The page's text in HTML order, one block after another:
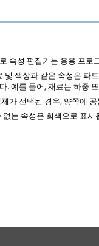
속성 편집기는 응용 프로
및 색상과 같은 속성은 파
. 예를 들어, 재료는 하중
가 선택된 경우, 양쪽에
없는 속성은 회색으로 표시